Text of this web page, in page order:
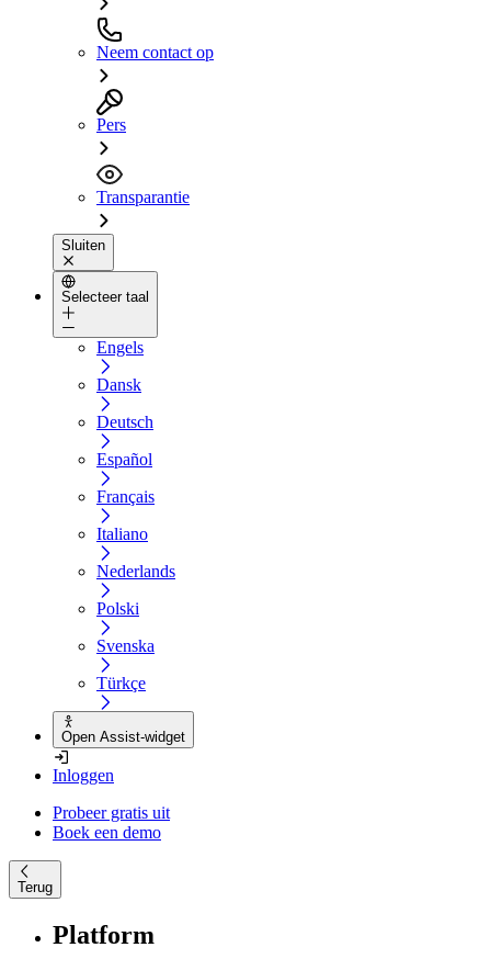
Neem contact op
Pers
Transparantie
Sluiten
Selecteer taal
Engels
Dansk
Deutsch
Español
Français
Italiano
Nederlands
Polski
Svenska
Türkçe
Open Assist-widget
Inloggen
Probeer gratis uit
Boek een demo
Terug
Platform